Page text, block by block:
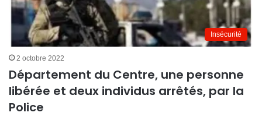
Insécurité
2 octobre 2022
Département du Centre, une personne
libérée et deux individus arrêtés, par la
Police